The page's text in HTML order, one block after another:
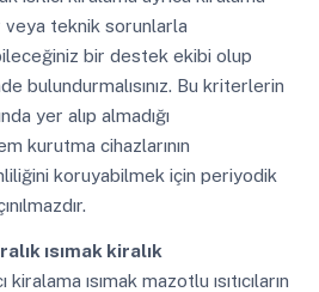
veya teknik sorunlarla
bir destek ekibi olup
bulundurmalısınız. Bu kriterlerin
yer alıp almadığı
kurutma cihazlarının
koruyabilmek için periyodik
ısımak kiralık
kiralama ısımak mazotlu ısıtıcıların